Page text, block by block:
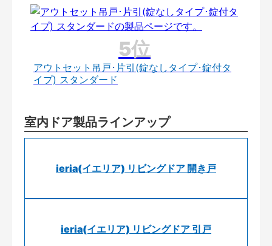
アウトセット吊戸･片引(錠なしタイプ･錠付タ
イプ) スタンダード
室内ドア製品ラインアップ
ieria(イエリア) リビングドア 開き戸
ieria(イエリア) リビングドア 引戸